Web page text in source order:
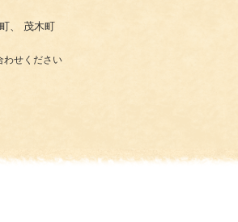
、 茂木町
せください